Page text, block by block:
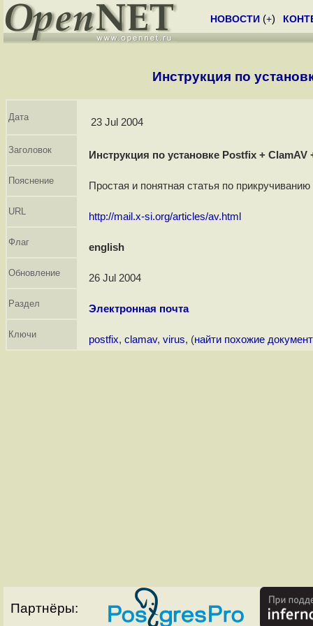
НОВОСТИ (+)
Инструкция по
Дата 23 Jul 2004
Заголовок Инструкция по установке Postfix + ClamAV
Пояснение Простая и понятная статья по
URL http://mail.x-si.org/articles/av.html
Флаг english
Обновление 26 Jul 2004
Раздел Электронная почта
Ключи postfix, clamav, virus, (найти похожие
Партнёры: